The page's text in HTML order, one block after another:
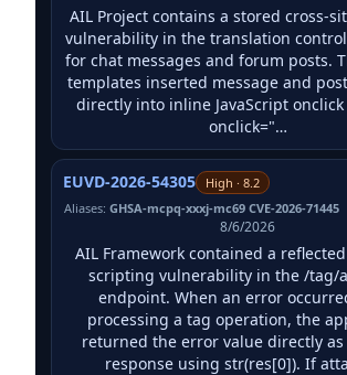
AIL Project contains a stored cross-
vulnerability in the translation
for chat messages and forum posts.
templates inserted message and
directly into inline JavaScript
onclick="…
EUVD-2026-54305
High · 8.2
Aliases:GHSA-mcpq-xxxj-mc69 CVE-2026-71445
8/6/2026
AIL Framework contained a
scripting vulnerability in the /tag/
endpoint. When an error
processing a tag operation, the
returned the error value directly as
response using str(res[0]). If